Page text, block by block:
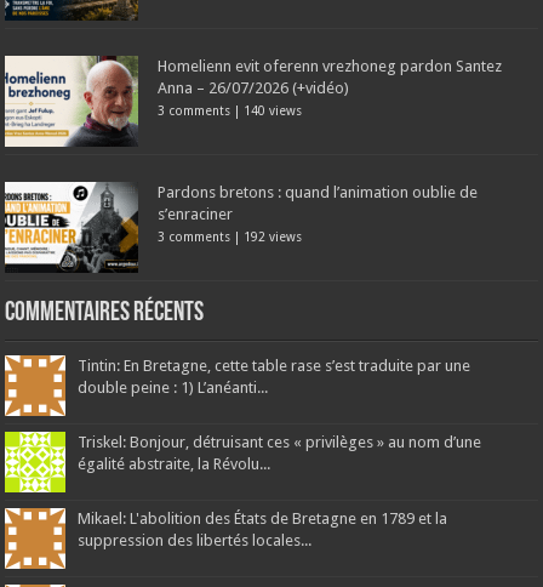
Homelienn evit oferenn vrezhoneg pardon Santez
Anna – 26/07/2026 (+vidéo)
3 comments 140 views
Pardons bretons : quand l’animation oublie de
s’enraciner
3 comments 192 views
Commentaires récents
Tintin: En Bretagne, cette table rase s’est traduite par une
double peine : 1) L’anéanti...
Triskel: Bonjour, détruisant ces « privilèges » au nom d’une
égalité abstraite, la Révolu...
Mikael: L'abolition des États de Bretagne en 1789 et la
suppression des libertés locales...